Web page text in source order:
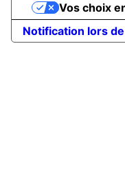
Notification lors
Vos choix